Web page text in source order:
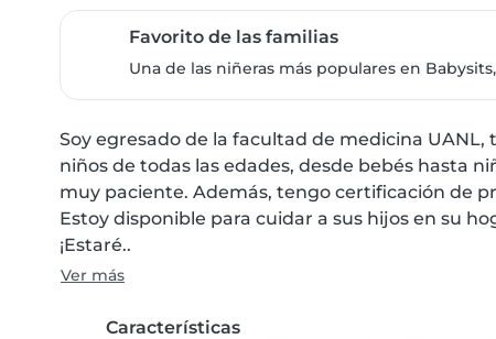
Favorito de las familias
Una de las niñeras más populares en
Soy egresado de la facultad de medicina
niños de todas las edades, desde bebés hasta
muy paciente. Además, tengo certificación de
Estoy disponible para cuidar a sus hijos en su
¡Estaré..
Ver más
Características